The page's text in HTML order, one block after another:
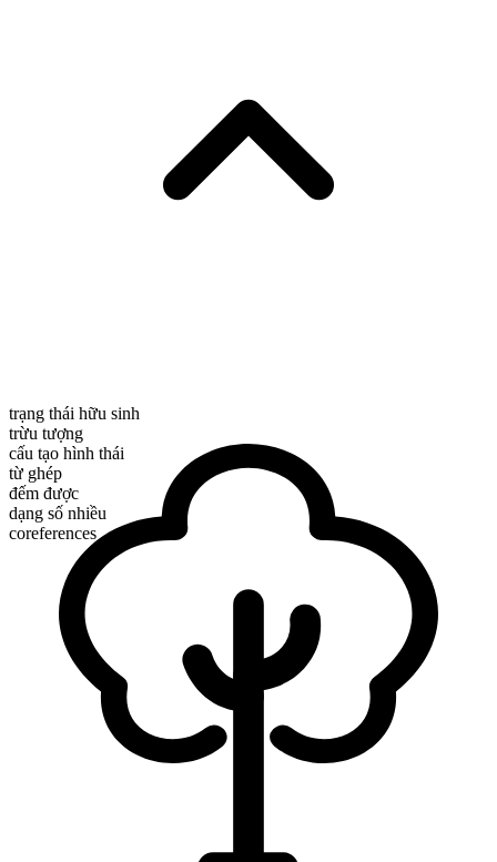
trạng thái hữu sinh
trừu tượng
cấu tạo hình thái
từ ghép
đếm được
dạng số nhiều
coreferences